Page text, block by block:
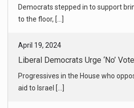
Progressives in the House who
aid to Israel [...]
April 20, 2024
Final Jurors for Trump Hush
Just after the last selections of
a man se [...]